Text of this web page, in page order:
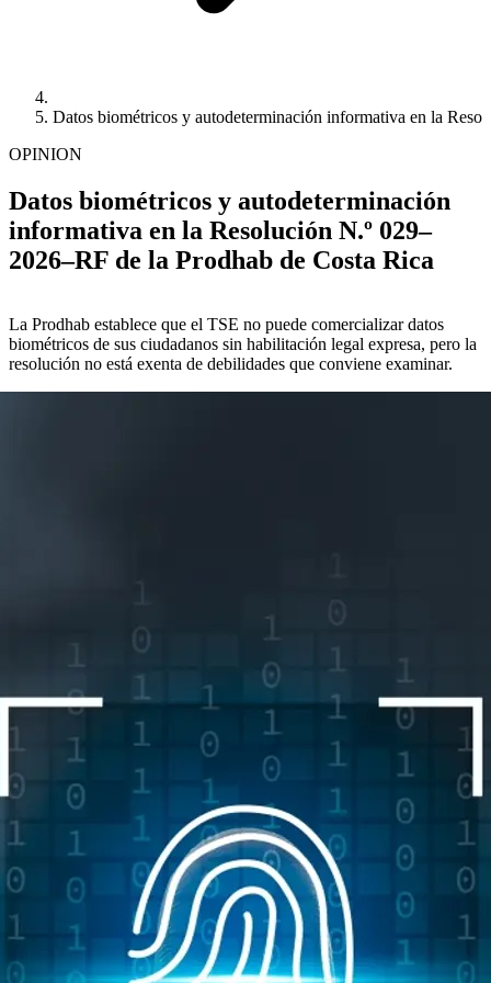
Datos biométricos y autodeterminación informativa en la
OPINION
Datos biométricos y autodeterminación
informativa en la Resolución N.º 029–
2026–RF de la Prodhab de Costa Rica
La Prodhab establece que el TSE no puede comercializar datos
biométricos de sus ciudadanos sin habilitación legal expresa, pero la
resolución no está exenta de debilidades que conviene examinar.